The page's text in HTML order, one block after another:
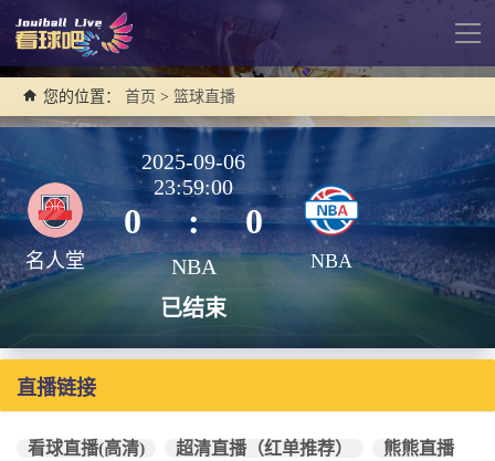
导
您的位置： 首页 > 篮球直播
名人堂
2025-09-06
23:59:00
0 : 0
NBA
已结束
NBA
直播链接
看球直播(高清) 超清直播（红单推荐） 熊熊直播